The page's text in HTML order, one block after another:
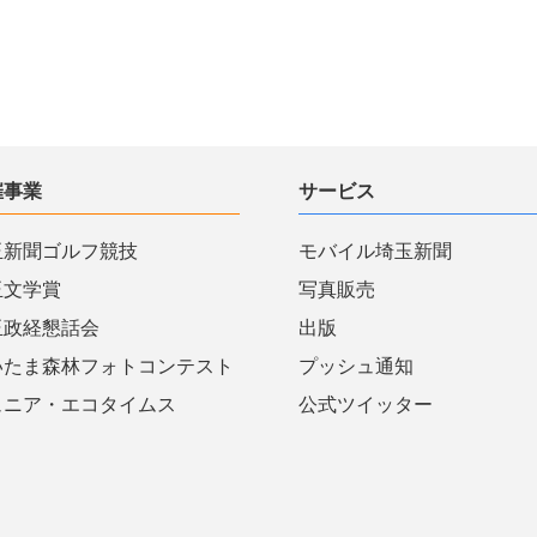
業
聞ゴルフ競技
学賞
経懇話会
ま森林フォトコンテスト
ア・エコタイムス
サービス
モバイル埼玉新聞
写真販売
出版
プッシュ通知
公式ツイッター